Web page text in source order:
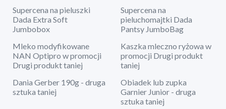
Supercena na pieluszki
Dada Extra Soft
Jumbobox
Supercena na
pieluchomajtki Dada
Pantsy JumboBag
Mleko modyfikowane
NAN Optipro w promocji
Drugi produkt taniej
Kaszka mleczno ryżowa w
promocji Drugi produkt
taniej
Dania Gerber 190g - druga
sztuka taniej
Obiadek lub zupka
Garnier Junior - druga
sztuka taniej